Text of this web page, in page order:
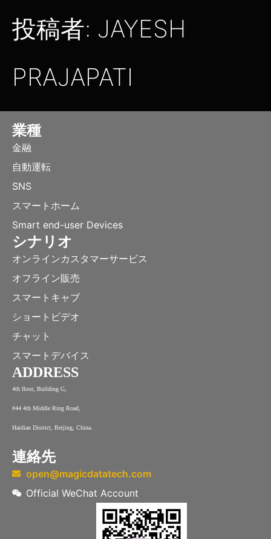
投稿者: JAYESH
PRAJAPATI
業種
金融
自動運転
SNS
スマートホーム
Smart end-user Devices
シナリオ
オンラインカスタマーサービス
オフライン販売
スマートキャブ
ショートビデオ
チャット
スマートデバイス
ADDRESS
4th floor, Building G,
#44 4th Middle Ring Road,
Haidian District, Beijing, China.
連絡先
open@magicdatatech.com
Official WeChat Account